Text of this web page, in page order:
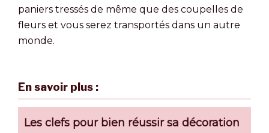
paniers tressés de même que des coupelles de
fleurs et vous serez transportés dans un autre
monde.
En savoir plus :
Les clefs pour bien réussir sa décoration